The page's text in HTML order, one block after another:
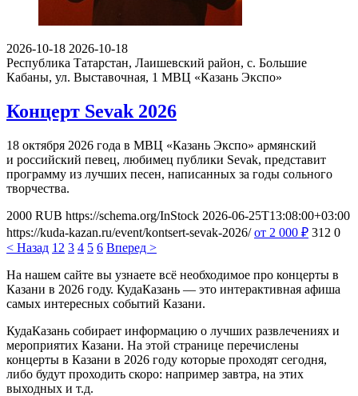
2026-10-18 2026-10-18
Республика Татарстан, Лаишевский район, с. Большие
Кабаны, ул. Выставочная, 1 МВЦ «Казань Экспо»
Концерт Sevak 2026
18 октября 2026 года в МВЦ «Казань Экспо» армянский
и российский певец, любимец публики Sevak, представит
программу из лучших песен, написанных за годы сольного
творчества.
2000 RUB https://schema.org/InStock 2026-06-25T13:08:00+03:00
https://kuda-kazan.ru/event/kontsert-sevak-2026/ от 2 000 ₽ 312 0
< Назад 1 2 3 4 5 6 Вперед >
На нашем сайте вы узнаете всё необходимое про концерты в
Казани в 2026 году. КудаКазань — это интерактивная афиша
самых интересных событий Казани.
КудаКазань собирает информацию о лучших развлечениях и
мероприятих Казани. На этой странице перечислены
концерты в Казани в 2026 году которые проходят сегодня,
либо будут проходить скоро: например завтра, на этих
выходных и т.д.